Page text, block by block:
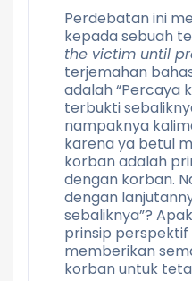
Perdebatan ini
kepada sebuah
the victim until
terjemahan
adalah “Percaya
terbukti
nampaknya
karena ya betul
korban adalah
dengan korban.
dengan
sebaliknya”?
prinsip
memberikan
korban untuk